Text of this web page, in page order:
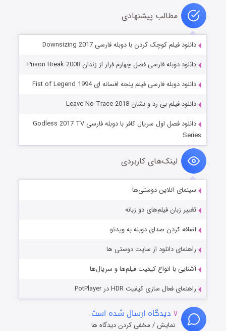
مطالب پیشنهادی
دانلود فیلم کوچک کردن با دوبله فارسی Downsizing 2017
دانلود دوبله فارسی فصل چهارم فرار از زندان Prison Break 2008
دانلود دوبله فارسی فیلم پنجه افسانه ای Fist of Legend 1994
دانلود فیلم بی رد و نشان Leave No Trace 2018
دانلود فصل اول سریال کافر با دوبله فارسی Godless 2017 TV
Series
لینک‌های کاربردی
سینمای آنلاین دوستی‌ها
تغییر زبان فیلم‌های دو زبانه
اضافه کردن صدای دوبله به ویدئو
راهنمای دانلود از سایت دوستی ها
آشنایی با انواع کیفیت فیلم‌ها و سریال‌ها
راهنمای فعال سازی کیفیت HDR در PotPlayer
۷ دیدگاه ارسال شده است
نمایش / مخفی کردن دیدگاه ها